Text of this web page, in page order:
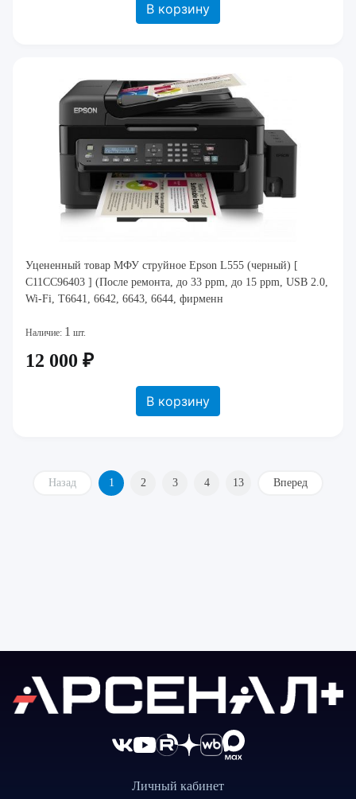
В корзину
Уцененный товар МФУ струйное Epson L555 (черный) [
C11CC96403 ] (После ремонта, до 33 ppm, до 15 ppm, USB 2.0,
Wi-Fi, T6641, 6642, 6643, 6644, фирменн
Наличие: 1 шт.
12 000 ₽
В корзину
Назад 1 2 3 4 13 Вперед
Личный кабинет